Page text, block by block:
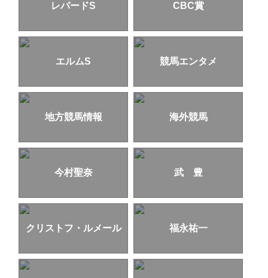
レパードS CBC賞
エルムS 競馬エンタメ
地方競馬情報 海外競馬
今村聖奈 武 豊
クリストフ・ルメール 福永祐一